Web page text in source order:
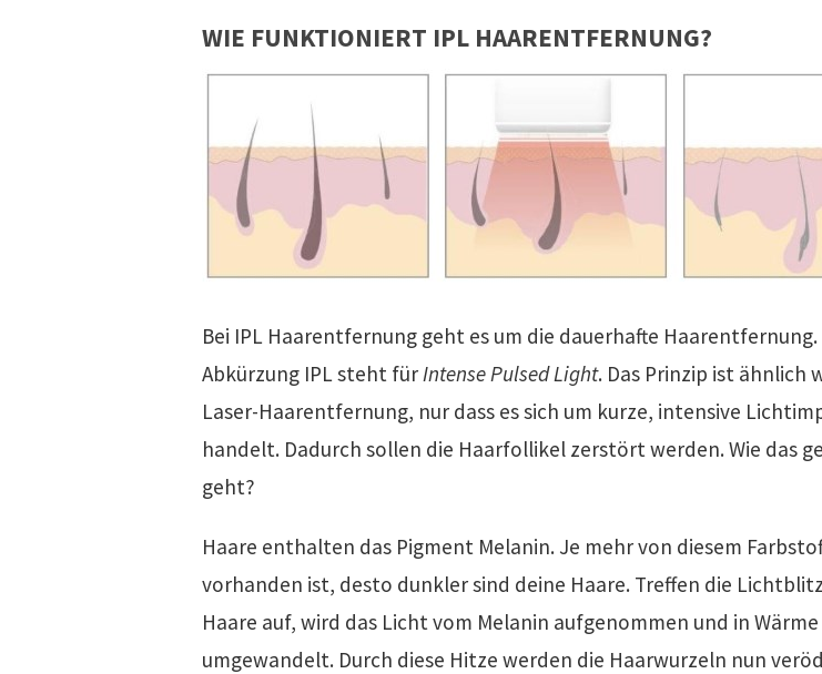
WIE FUNKTIONIERT IPL HAARENTFERNUNG?
Bei IPL Haarentfernung geht es um die dauerhafte Haarentfernung.
Abkürzung IPL steht fürIntense Pulsed Light. Das Prinzip ist ähnlich
Laser-Haarentfernung, nur dass es sich um kurze, intensive
handelt. Dadurch sollen die Haarfollikel zerstört werden. Wie das
geht?
Haare enthalten das Pigment Melanin. Je mehr von diesem
vorhanden ist, desto dunkler sind deine Haare. Treffen die
Haare auf, wird das Licht vom Melanin aufgenommen und in Wärme
umgewandelt. Durch diese Hitze werden die Haarwurzeln nun